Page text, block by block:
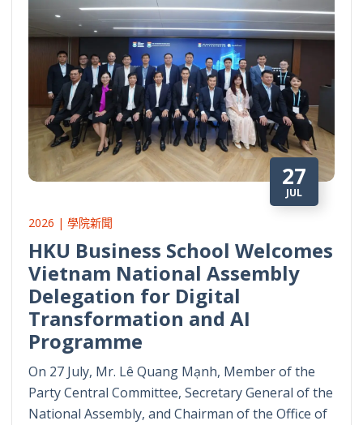
27
JUL
2026 | 學院新聞
HKU Business School Welcomes
Vietnam National Assembly
Delegation for Digital
Transformation and AI
Programme
On 27 July, Mr. Lê Quang Mạnh, Member of the
Party Central Committee, Secretary General of the
National Assembly, and Chairman of the Office of